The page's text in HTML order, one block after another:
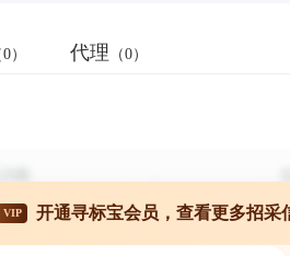
0） 代理 （0）
VIP 开通寻标宝会员，查看更多招采